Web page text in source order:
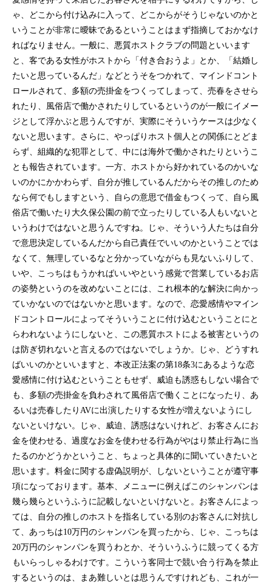
ゃ、どこから付け込みに入って、どこからがそうじゃないのかと
いうことが非常に曖昧であるということはまず指摘しておかなけ
ればなりません。一般に、悪質ホストクラブの問題といいます
と、客である女性がホストから「付き合おうよ」とか、「結婚し
たいと思っているんだ」などとうそをつかれて、マインドコント
ロールされて、多額の売掛金をつくってしまって、売春をさせら
れたり、風俗店で働かされたりしているというのが一般にイメー
ジとして浮かぶと思うんですが、実際にそういうケースは少なく
ないと思います。さらに、やっぱりホスト個人との関係にとどま
らず、組織的な犯罪として、中には海外で働かされたりというこ
とも報告されています。一方、ホストから好かれているのかいな
いのかにかかわらず、自分が推しているんだからその推しのため
なら何でもしますという、自らの意思で借金もつくって、自ら風
俗店で働いたり大久保公園の前で立ったりしている人もいないと
いうわけではないと思うんですね。じゃ、そういう人たちは自分
で意思決定しているんだから自己責任でいいのかということでは
なくて、無理しているなと分かっていながらも見ないふりして、
いや、こっちはもうかればいいやという感覚で営業しているお店
の姿勢というのを改めないことには、これ根本的な解決に向かっ
ていかないのではないかと思います。なので、恋愛感情やマイン
ドコントロールによってそういうことに付け込むということにと
らわれないようにしないと、この悪質ホストによる被害というの
は防ぎ切れないと言えるのではないでしょうか。じゃ、どうすれ
ばいいのかといいますと、本改正法案の第18条3にあるような恋
愛感情に付け込むということもせず、威迫も誘惑もしない場合で
も、多額の売掛金を負わされて風俗店で働くことになったり、あ
るいは売春したりAVに出演したりする女性が増えないようにし
ないといけない。じゃ、威迫、誘惑はないけれど、お客さんにお
金を使わせる、過度なお金を使わせる行為がやはり禁止行為に当
たるのかどうかということ、ちょっと具体的に聞いていきたいと
思います。料金に関する虚偽説明が、しないということが遵守事
項になっております。基本、メニューに例えばこのシャンパンは
幾ら幾らというふうに記載しないといけないと。お客さんによっ
ては、自分の推しのホストを指名している別のお客さんに対抗し
て、あっちは10万円のシャンパンを買ったから、じゃ、こっちは
20万円のシャンパンを買うわとか、そういうふうに競ってくる方
もいらっしゃるわけです。こういう客同士で競い合う行為を禁止
するというのは、まあ難しいとは思うんですけれども、これが一